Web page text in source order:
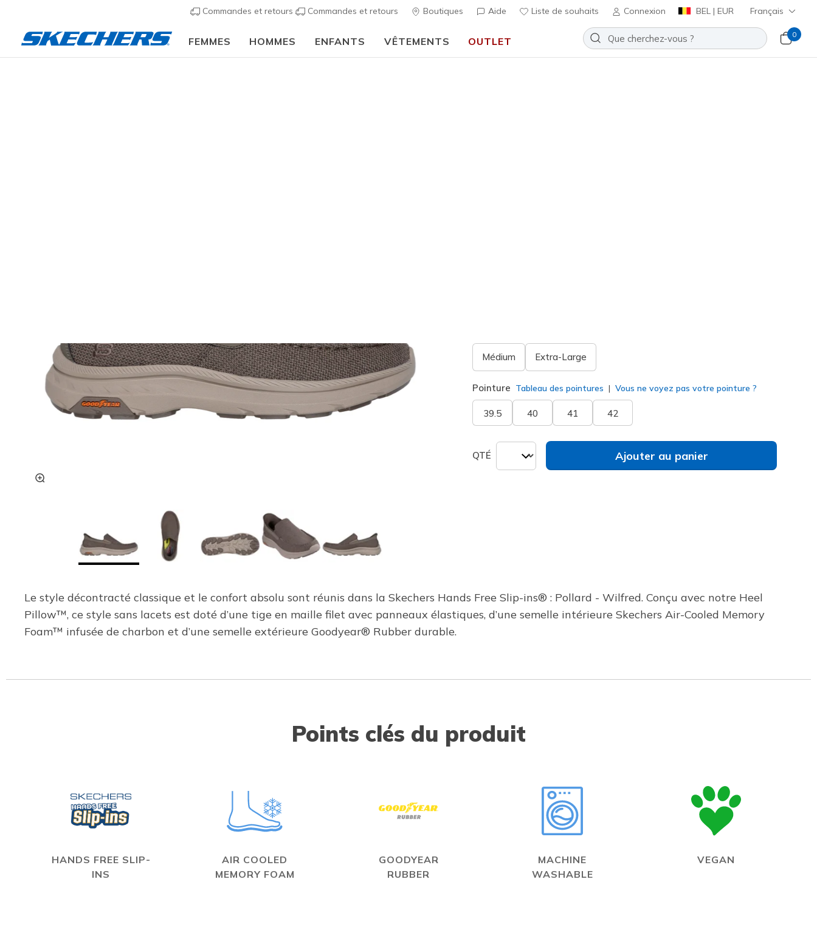
Commandes et retours Commandes et retours Boutiques Aide Liste de souhaits Connexion BEL | EUR Français
FEMMES HOMMES ENFANTS VÊTEMENTS OUTLET
0
Médium Extra-Large
Pointure Tableau des pointures Vous ne voyez pas votre pointure ?
39.5 40 41 42
QTÉ Ajouter au panier
Le style décontracté classique et le confort absolu sont réunis dans la Skechers Hands Free Slip-ins® : Pollard - Wilfred. Conçu avec notre Heel
Pillow™, ce style sans lacets est doté d’une tige en maille filet avec panneaux élastiques, d’une semelle intérieure Skechers Air-Cooled Memory
Foam™ infusée de charbon et d’une semelle extérieure Goodyear® Rubber durable.
Points clés du produit
HANDS FREE SLIP-
INS
AIR COOLED
MEMORY FOAM
GOODYEAR
RUBBER
MACHINE
WASHABLE
VEGAN